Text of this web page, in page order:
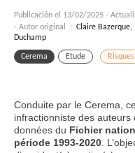
Publicación el 13/02/2025 -
- Autor original : Claire
Duchamp
Cerema Etude
Conduite par le Cerema,
infractionniste des auteurs
données du Fichier
période 1993-2020 .